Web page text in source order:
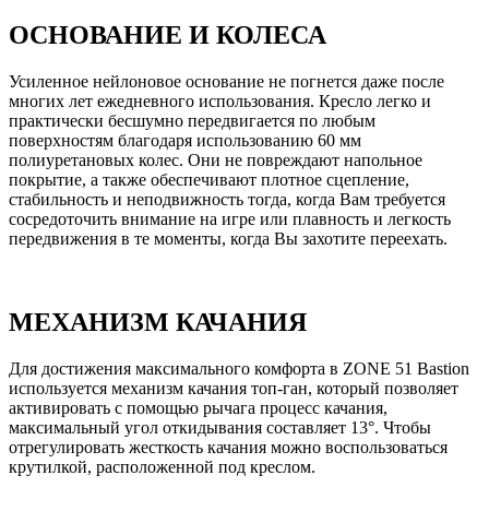
ОСНОВАНИЕ И КОЛЕСА
Усиленное нейлоновое основание не погнется даже после
многих лет ежедневного использования. Кресло легко и
практически бесшумно передвигается по любым
поверхностям благодаря использованию 60 мм
полиуретановых колес. Они не повреждают напольное
покрытие, а также обеспечивают плотное сцепление,
стабильность и неподвижность тогда, когда Вам требуется
сосредоточить внимание на игре или плавность и легкость
передвижения в те моменты, когда Вы захотите переехать.
МЕХАНИЗМ КАЧАНИЯ
Для достижения максимального комфорта в ZONE 51 Bastion
используется механизм качания топ-ган, который позволяет
активировать с помощью рычага процесс качания,
максимальный угол откидывания составляет 13°. Чтобы
отрегулировать жесткость качания можно воспользоваться
крутилкой, расположенной под креслом.